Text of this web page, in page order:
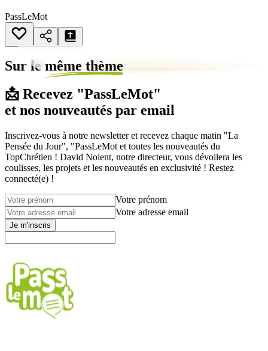
PassLeMot
Sur le même thème
📩 Recevez "PassLeMot"
et nos nouveautés par email
Inscrivez-vous à notre newsletter et recevez chaque matin "La
Pensée du Jour", "PassLeMot et toutes les nouveautés du
TopChrétien ! David Nolent, notre directeur, vous dévoilera les
coulisses, les projets et les nouveautés en exclusivité ! Restez
connecté(e) !
Votre prénom
Votre adresse email
Je m'inscris